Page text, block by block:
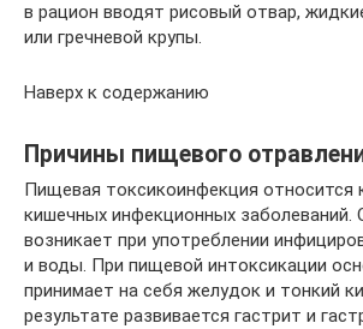
в рацион вводят рисовый отвар,
или гречневой крупы.
Наверх к содержанию
Причины пищевого
Пищевая токсикоинфекция относится
кишечных инфекционных заболеваний.
возникает при употреблении
и воды. При пищевой интоксикации
принимает на себя желудок и тонкий
результате развивается гастрит и